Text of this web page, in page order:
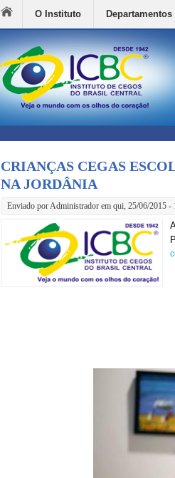
O Instituto Departamentos
CRIANÇAS CEGAS
NA JORDÂNIA
Enviado porAdministrador em qui, 25/06/2015 -